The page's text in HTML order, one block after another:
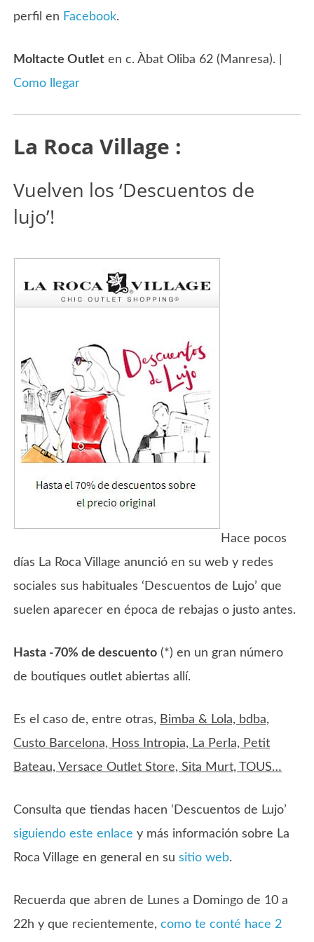
perfil en Facebook.
Moltacte Outlet en c. Àbat Oliba 62 (Manresa). |
Como llegar
La Roca Village :
Vuelven los ‘Descuentos de
lujo’!
Hace pocos
días La Roca Village anunció en su web y redes
sociales sus habituales ‘Descuentos de Lujo’ que
suelen aparecer en época de rebajas o justo antes.
Hasta -70% de descuento (*) en un gran número
de boutiques outlet abiertas allí.
Es el caso de, entre otras, Bimba & Lola, bdba,
Custo Barcelona, Hoss Intropia, La Perla, Petit
Bateau, Versace Outlet Store, Sita Murt, TOUS…
Consulta que tiendas hacen ‘Descuentos de Lujo’
siguiendo este enlace y más información sobre La
Roca Village en general en susitio web.
Recuerda que abren de Lunes a Domingo de 10 a
22h y que recientemente,como te conté hace 2